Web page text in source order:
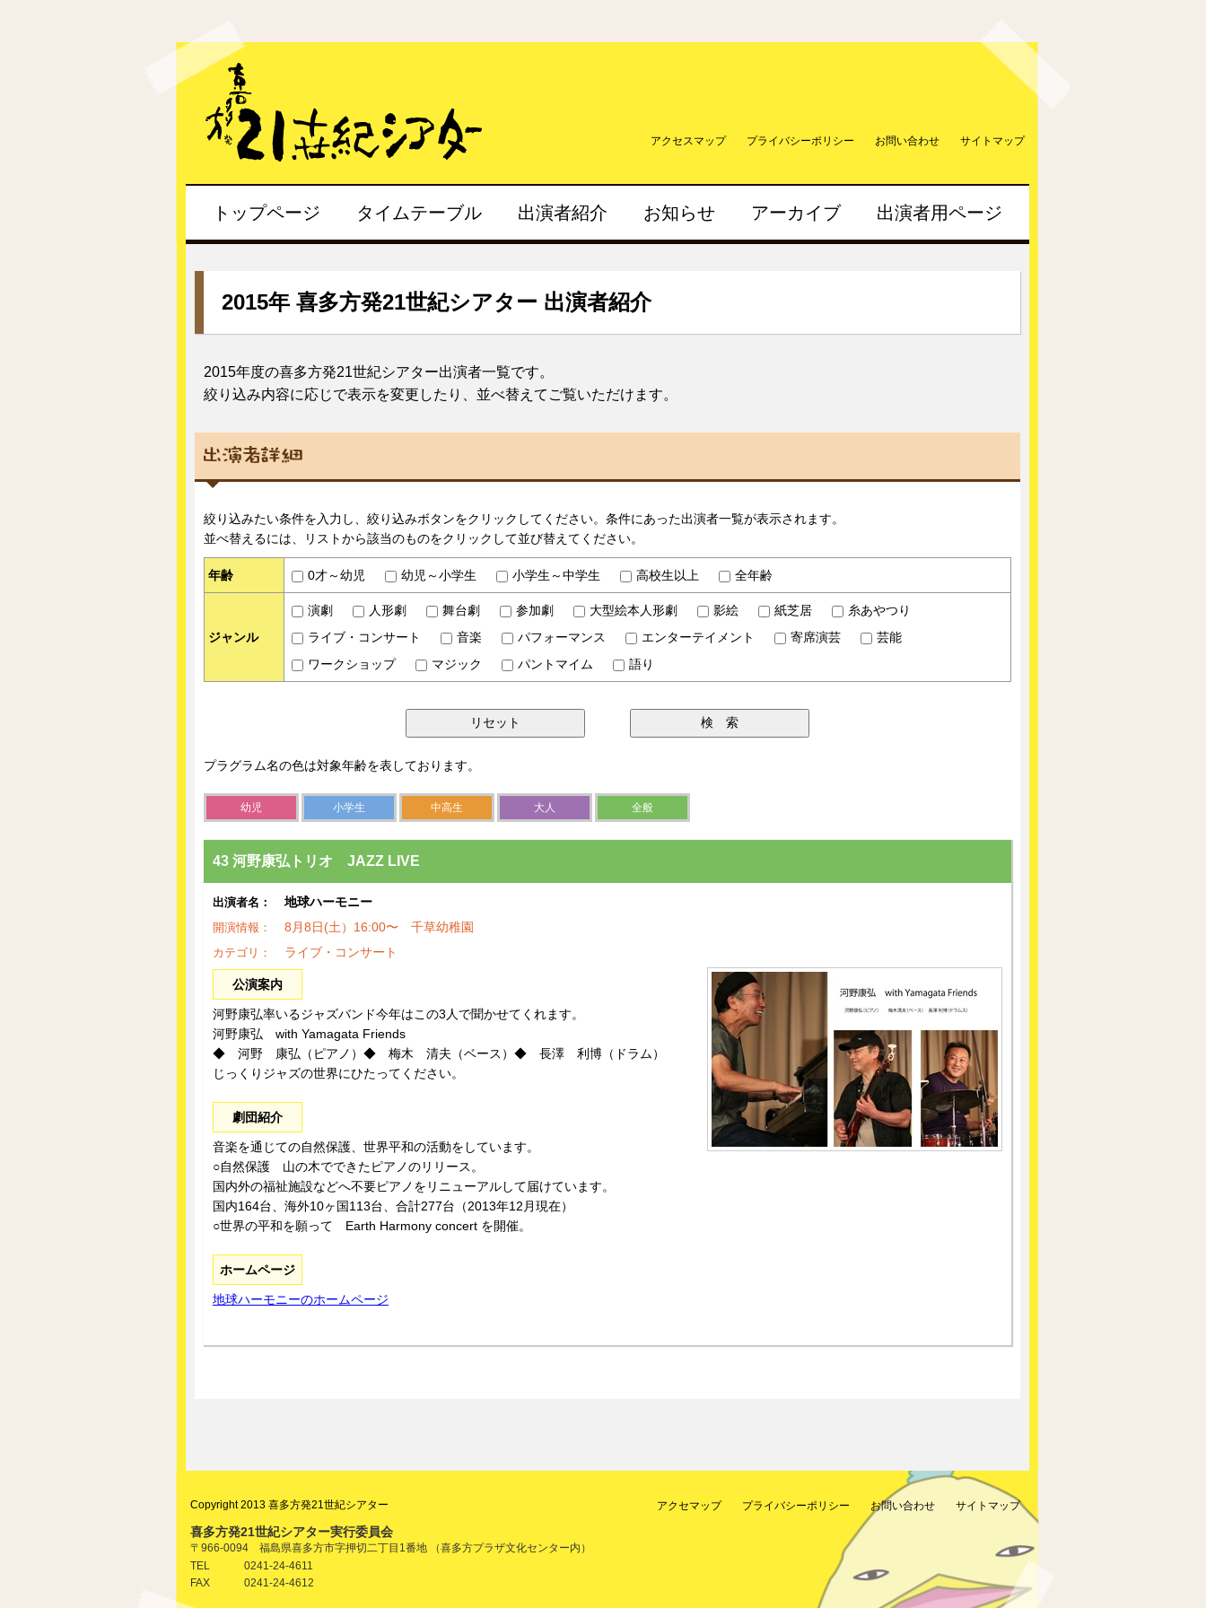
アクセスマップ プライバシーポリシー お問い合わせ サイトマップ
トップページ タイムテーブル 出演者紹介 お知らせ アーカイブ 出演者用ページ
2015年 喜多方発21世紀シアター 出演者紹介
2015年度の喜多方発21世紀シアター出演者一覧です。
絞り込み内容に応じで表示を変更したり、並べ替えてご覧いただけます。
絞り込みたい条件を入力し、絞り込みボタンをクリックしてください。条件にあった出演者一覧が表示されます。
並べ替えるには、リストから該当のものをクリックして並び替えてください。
年齢 0才～幼児 幼児～小学生 小学生～中学生 高校生以上 全年齢
ジャンル
演劇 人形劇 舞台劇 参加劇 大型絵本人形劇 影絵 紙芝居
糸あやつり
ライブ・コンサート
音楽 パフォーマンス エンターテイメント 寄席演芸
芸能
ワークショップ
マジック パントマイム 語り
プラグラム名の色は対象年齢を表しております。
幼児 小学生 中高生 大人 全般
43 河野康弘トリオ JAZZ LIVE
出演者名： 地球ハーモニー
開演情報： 8月8日(土）16:00〜 千草幼稚園
カテゴリ： ライブ・コンサート
公演案内
河野康弘率いるジャズバンド今年はこの3人で聞かせてくれます。
河野康弘 with Yamagata Friends
◆ 河野 康弘（ピアノ）◆ 梅木 清夫（ベース）◆ 長澤 利博（ドラム）
じっくりジャズの世界にひたってください。
劇団紹介
音楽を通じての自然保護、世界平和の活動をしています。
○自然保護 山の木でできたピアノのリリース。
国内外の福祉施設などへ不要ピアノをリニューアルして届けています。
国内164台、海外10ヶ国113台、合計277台（2013年12月現在）
○世界の平和を願って Earth Harmony concert を開催。
ホームページ
地球ハーモニーのホームページ
Copyright 2013 喜多方発21世紀シアター アクセマップ プライバシーポリシー お問い合わせ サイトマップ
喜多方発21世紀シアター実行委員会
〒966-0094 福島県喜多方市字押切二丁目1番地 （喜多方プラザ文化センター内）
TEL
0241-24-4611
FAX
0241-24-4612